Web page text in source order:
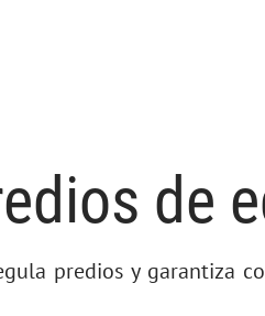
de
predios y garantiza